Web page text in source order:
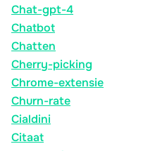
Chat-gpt-4
Chatbot
Chatten
Cherry-picking
Chrome-extensie
Churn-rate
Cialdini
Citaat